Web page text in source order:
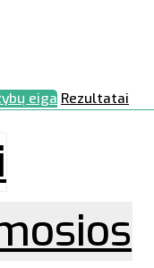
eiga Rezultatai